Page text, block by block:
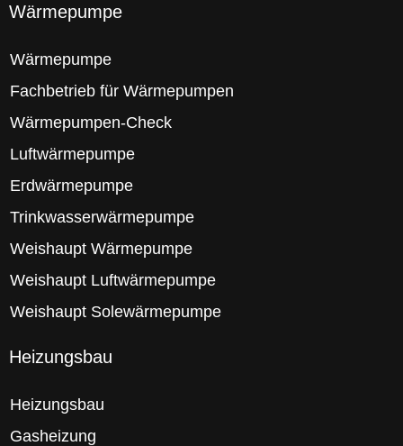
Wärmepumpe
Wärmepumpe
Fachbetrieb für Wärmepumpen
Wärmepumpen-Check
Luftwärmepumpe
Erdwärmepumpe
Trinkwasserwärmepumpe
Weishaupt Wärmepumpe
Weishaupt Luftwärmepumpe
Weishaupt Solewärmepumpe
Heizungsbau
Heizungsbau
Gasheizung